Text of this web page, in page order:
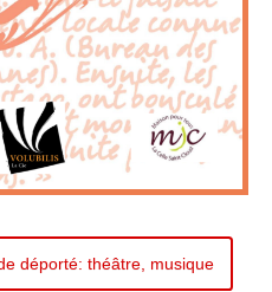
déporté: théâtre, musique